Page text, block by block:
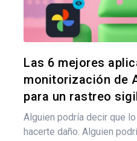
Las 6 mejores
monitorización de
para un rastreo
Alguien podría decir que
hacerte daño. Alguien